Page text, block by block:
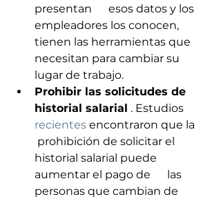
presentan      esos datos y los
empleadores los conocen,
tienen las herramientas que
necesitan para cambiar su
lugar de trabajo.
Prohibir las solicitudes de
historial salarial . Estudios
recientes encontraron que la
prohibición de solicitar el
historial salarial puede
aumentar el pago de      las
personas que cambian de